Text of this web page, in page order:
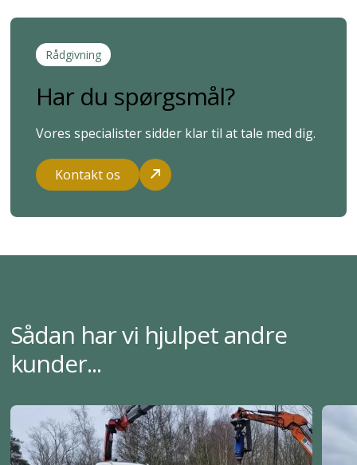
Rådgivning
Har du spørgsmål?
Vores specialister sidder klar til at tale med dig.
Kontakt os
Sådan har vi hjulpet andre
kunder...